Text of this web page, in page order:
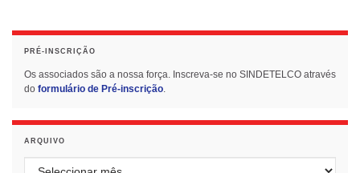
capital mantém-se nas
mãos do…
PRÉ-INSCRIÇÃO
Os associados são a nossa força. Inscreva-se no SINDETELCO através
do formulário de Pré-inscrição.
ARQUIVO